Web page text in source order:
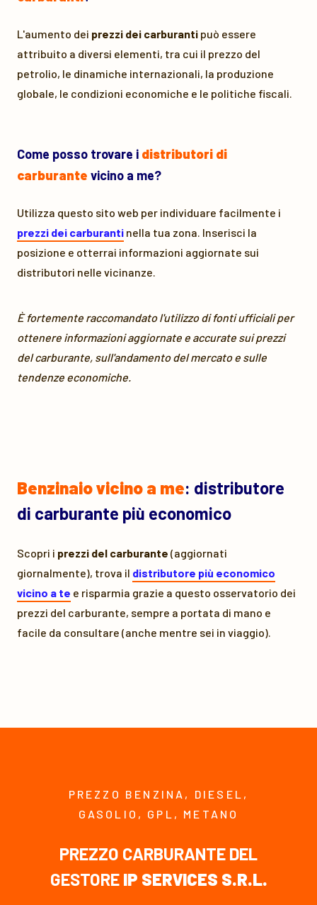
L'aumento dei prezzi dei carburanti può essere
attribuito a diversi elementi, tra cui il prezzo del
petrolio, le dinamiche internazionali, la produzione
globale, le condizioni economiche e le politiche fiscali.
Come posso trovare i distributori di
carburante vicino a me?
Utilizza questo sito web per individuare facilmente i
prezzi dei carburanti nella tua zona. Inserisci la
posizione e otterrai informazioni aggiornate sui
distributori nelle vicinanze.
È fortemente raccomandato l'utilizzo di fonti ufficiali per
ottenere informazioni aggiornate e accurate sui prezzi
del carburante, sull'andamento del mercato e sulle
tendenze economiche.
Benzinaio vicino a me: distributore
di carburante più economico
Scopri i prezzi del carburante (aggiornati
giornalmente), trova il distributore più economico
vicino a te e risparmia grazie a questo osservatorio dei
prezzi del carburante, sempre a portata di mano e
facile da consultare (anche mentre sei in viaggio).
PREZZO BENZINA, DIESEL,
GASOLIO, GPL, METANO
PREZZO CARBURANTE DEL
GESTORE IP SERVICES S.R.L.